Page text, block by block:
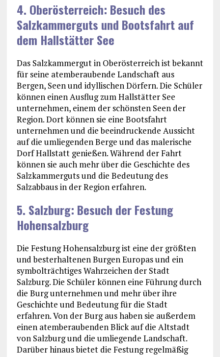
4. Oberösterreich: Besuch des
Salzkammerguts und Bootsfahrt auf
dem Hallstätter See
Das Salzkammergut in Oberösterreich ist bekannt
für seine atemberaubende Landschaft aus
Bergen, Seen und idyllischen Dörfern. Die Schüler
können einen Ausflug zum Hallstätter See
unternehmen, einem der schönsten Seen der
Region. Dort können sie eine Bootsfahrt
unternehmen und die beeindruckende Aussicht
auf die umliegenden Berge und das malerische
Dorf Hallstatt genießen. Während der Fahrt
können sie auch mehr über die Geschichte des
Salzkammerguts und die Bedeutung des
Salzabbaus in der Region erfahren.
5. Salzburg: Besuch der Festung
Hohensalzburg
Die Festung Hohensalzburg ist eine der größten
und besterhaltenen Burgen Europas und ein
symbolträchtiges Wahrzeichen der Stadt
Salzburg. Die Schüler können eine Führung durch
die Burg unternehmen und mehr über ihre
Geschichte und Bedeutung für die Stadt
erfahren. Von der Burg aus haben sie außerdem
einen atemberaubenden Blick auf die Altstadt
von Salzburg und die umliegende Landschaft.
Darüber hinaus bietet die Festung regelmäßig